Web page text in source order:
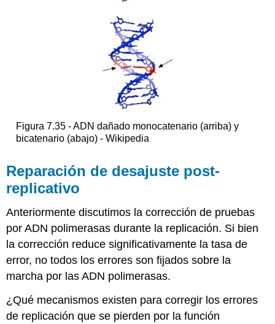
Figura 7.35 - ADN dañado monocatenario (arriba) y
bicatenario (abajo) - Wikipedia
Reparación de desajuste post-
replicativo
Anteriormente discutimos la corrección de pruebas
por ADN polimerasas durante la replicación. Si bien
la corrección reduce significativamente la tasa de
error, no todos los errores son fijados sobre la
marcha por las ADN polimerasas.
¿Qué mecanismos existen para corregir los errores
de replicación que se pierden por la función